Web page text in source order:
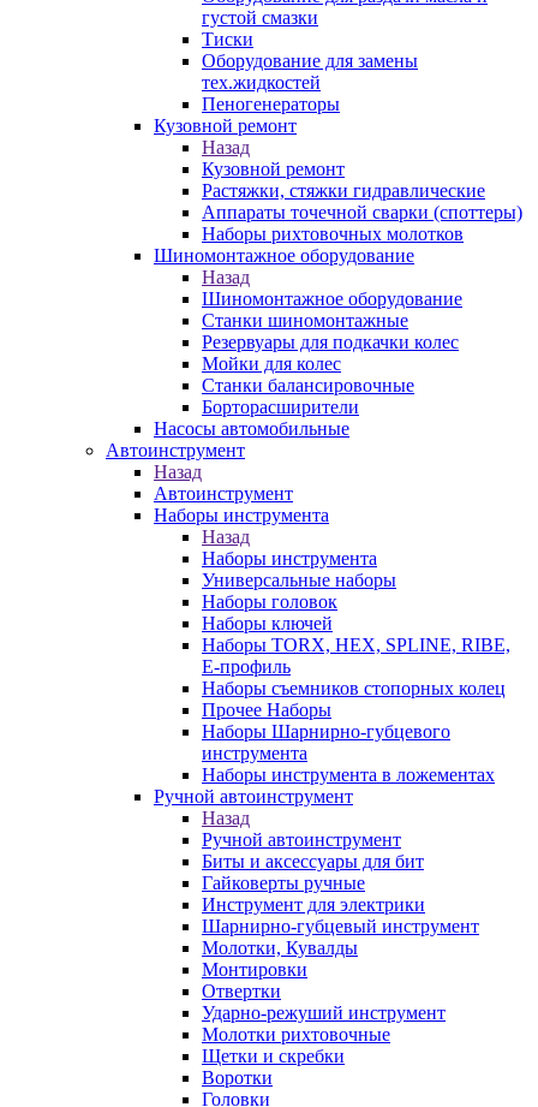
густой смазки
Тиски
Оборудование для замены
тех.жидкостей
Пеногенераторы
Кузовной ремонт
Назад
Кузовной ремонт
Растяжки, стяжки гидравлические
Аппараты точечной сварки (споттеры)
Наборы рихтовочных молотков
Шиномонтажное оборудование
Назад
Шиномонтажное оборудование
Станки шиномонтажные
Резервуары для подкачки колес
Мойки для колес
Станки балансировочные
Борторасширители
Насосы автомобильные
Автоинструмент
Назад
Автоинструмент
Наборы инструмента
Назад
Наборы инструмента
Универсальные наборы
Наборы головок
Наборы ключей
Наборы TORX, HEX, SPLINE, RIBE,
E-профиль
Наборы съемников стопорных колец
Прочее Наборы
Наборы Шарнирно-губцевого
инструмента
Наборы инструмента в ложементах
Ручной автоинструмент
Назад
Ручной автоинструмент
Биты и аксессуары для бит
Гайковерты ручные
Инструмент для электрики
Шарнирно-губцевый инструмент
Молотки, Кувалды
Монтировки
Отвертки
Ударно-режуший инструмент
Молотки рихтовочные
Щетки и скребки
Воротки
Головки